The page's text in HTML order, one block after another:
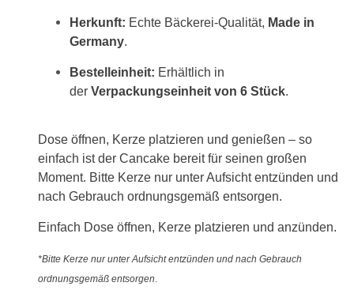
Herkunft: Echte Bäckerei-Qualität, Made in
Germany.
Bestelleinheit: Erhältlich in
der Verpackungseinheit von 6 Stück.
Dose öffnen, Kerze platzieren und genießen – so
einfach ist der Cancake bereit für seinen großen
Moment. Bitte Kerze nur unter Aufsicht entzünden und
nach Gebrauch ordnungsgemäß entsorgen.
Einfach Dose öffnen, Kerze platzieren und anzünden.
*Bitte Kerze nur unter Aufsicht entzünden und nach Gebrauch
ordnungsgemäß entsorgen.